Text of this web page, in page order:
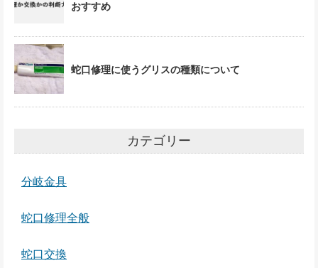
おすすめ
蛇口修理に使うグリスの種類について
カテゴリー
分岐金具
蛇口修理全般
蛇口交換